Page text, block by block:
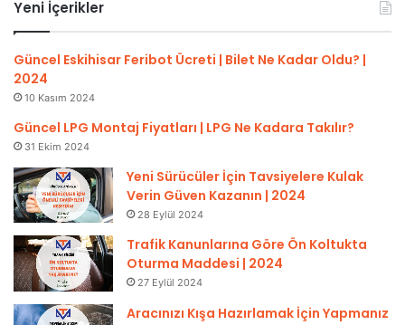
Yeni İçerikler
Güncel Eskihisar Feribot Ücreti | Bilet Ne Kadar Oldu? |
2024
10 Kasım 2024
Güncel LPG Montaj Fiyatları | LPG Ne Kadara Takılır?
31 Ekim 2024
Yeni Sürücüler İçin Tavsiyelere Kulak
Verin Güven Kazanın | 2024
28 Eylül 2024
Trafik Kanunlarına Göre Ön Koltukta
Oturma Maddesi | 2024
27 Eylül 2024
Aracınızı Kışa Hazırlamak İçin Yapmanız